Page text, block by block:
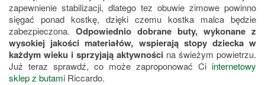
zapewnienie stabilizacji, dlatego tez obuwie zimowe powinno
sięgać ponad kostkę, dzięki czemu kostka malca będzie
zabezpieczona. Odpowiednio dobrane buty, wykonane z
wysokiej jakości materiałów, wspierają stopy dziecka w
każdym wieku i sprzyjają aktywności na świeżym powietrzu.
Już teraz sprawdź, co może zaproponować Ci internetowy
sklep z butami Riccardo.